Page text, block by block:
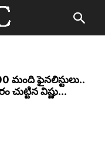
మంది ఫైనలిస్టులు..
చుట్టిన విష్ణు...